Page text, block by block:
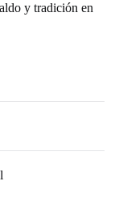
y tradición en